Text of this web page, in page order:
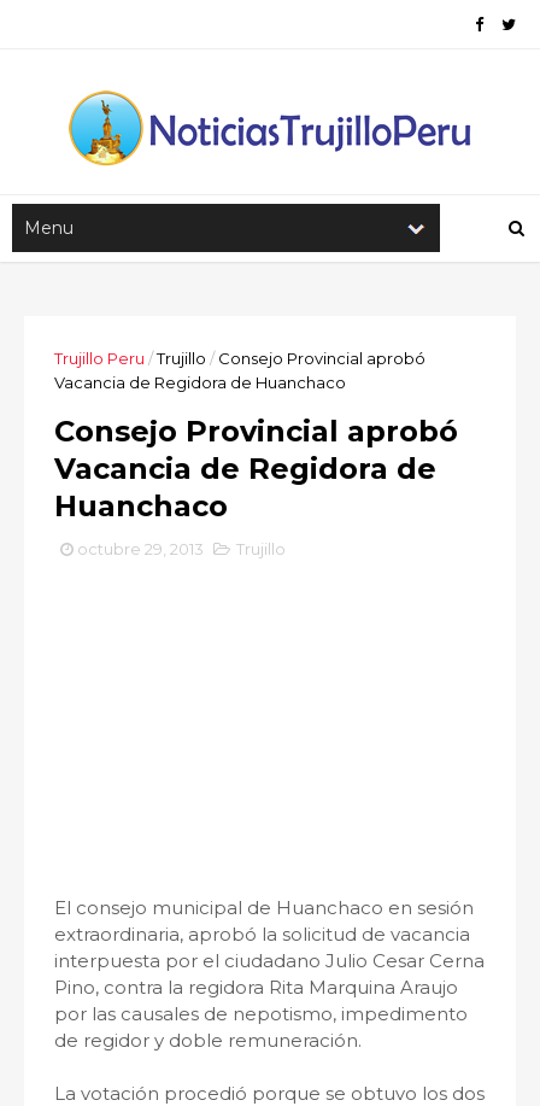
Trujillo Peru /Trujillo / Consejo Provincial aprobó
Vacancia de Regidora de Huanchaco
Consejo Provincial aprobó
Vacancia de Regidora de
Huanchaco
octubre 29, 2013 Trujillo
El consejo municipal de Huanchaco en sesión
extraordinaria, aprobó la solicitud de vacancia
interpuesta por el ciudadano Julio Cesar Cerna
Pino, contra la regidora Rita Marquina Araujo
por las causales de nepotismo, impedimento
de regidor y doble remuneración.
La votación procedió porque se obtuvo los dos